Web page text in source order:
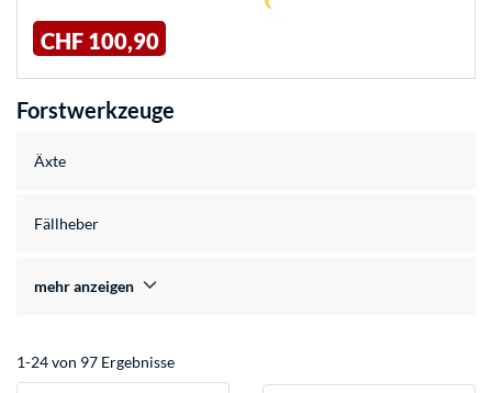
CHF 100,90
Forstwerkzeuge
Äxte
Fällheber
mehr anzeigen
1-24 von 97 Ergebnisse